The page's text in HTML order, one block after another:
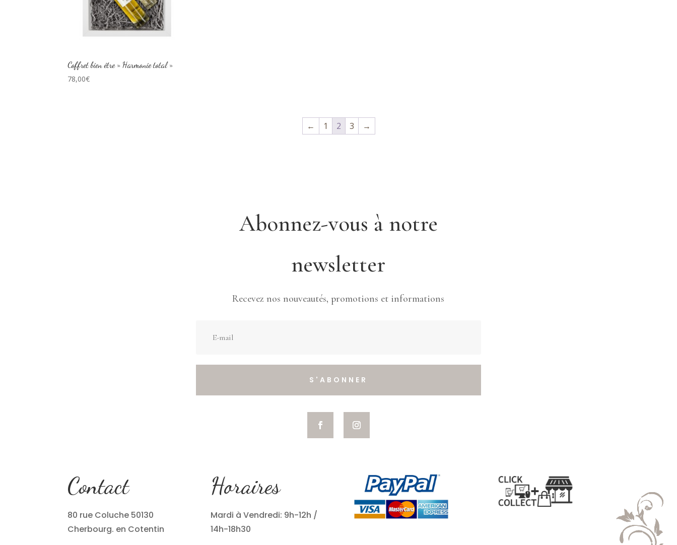
Coffret bien être » Harmonie total »
78,00€
← 1 2 3 →
Abonnez-vous à notre
newsletter
Recevez nos nouveautés, promotions et informations
S'ABONNER
Contact
80 rue Coluche 50130
Cherbourg. en Cotentin
Horaires
Mardi à Vendredi: 9h-12h /
14h-18h30